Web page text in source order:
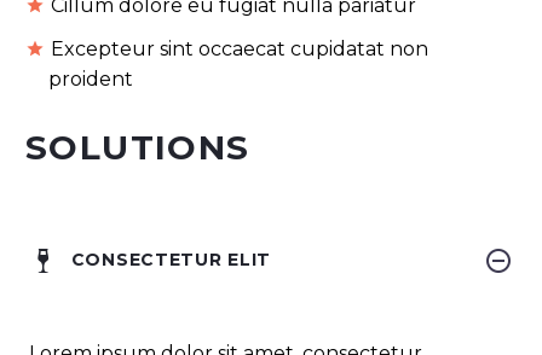
Cillum dolore eu fugiat nulla pariatur
Excepteur sint occaecat cupidatat non
proident
SOLUTIONS
CONSECTETUR ELIT